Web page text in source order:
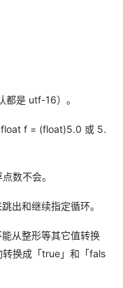
都是 utf-16）。
float f = (float)5.0 或 5.
数不会。
出和继续指定循环。
从整形等其它值转换
换成「true」和「fals